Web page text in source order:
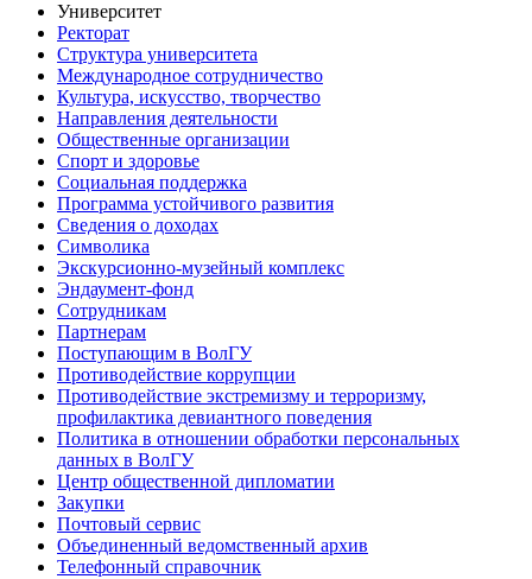
Университет
Ректорат
Структура университета
Международное сотрудничество
Культура, искусство, творчество
Направления деятельности
Общественные организации
Спорт и здоровье
Социальная поддержка
Программа устойчивого развития
Сведения о доходах
Символика
Экскурсионно-музейный комплекс
Эндаумент-фонд
Сотрудникам
Партнерам
Поступающим в ВолГУ
Противодействие коррупции
Противодействие экстремизму и терроризму,
профилактика девиантного поведения
Политика в отношении обработки персональных
данных в ВолГУ
Центр общественной дипломатии
Закупки
Почтовый сервис
Объединенный ведомственный архив
Телефонный справочник